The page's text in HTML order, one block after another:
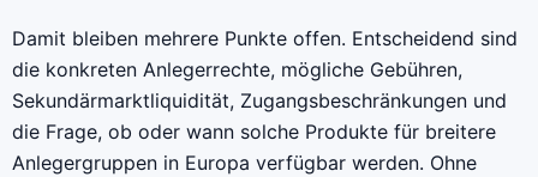
Damit bleiben mehrere Punkte offen. Entscheidend sind
die konkreten Anlegerrechte, mögliche Gebühren,
Sekundärmarktliquidität, Zugangsbeschränkungen und
die Frage, ob oder wann solche Produkte für breitere
Anlegergruppen in Europa verfügbar werden. Ohne